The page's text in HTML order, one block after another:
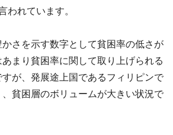
われています。
さを示す数字として貧困率の低さが
まり貧困率に関して取り上げられる
が、発展途上国であるフィリピンで
貧困層のボリュームが大きい状況で